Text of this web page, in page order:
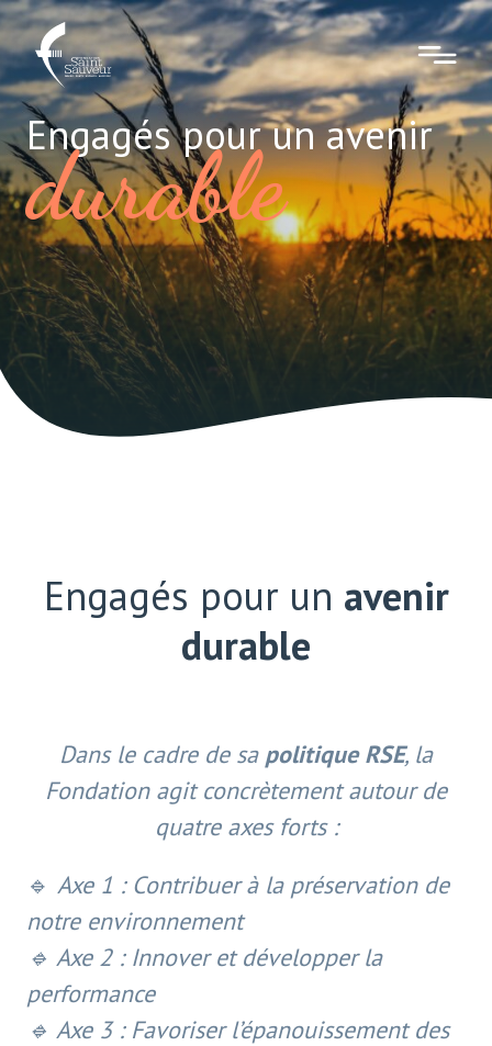
Engagés pour un avenir
durable
Engagés pour un avenir
durable
Dans le cadre de sapolitique RSE, la
Fondation agit concrètement autour de
quatre axes forts :
🔹 Axe 1 : Contribuer à la préservation de
notre environnement
🔹 Axe 2 : Innover et développer la
performance
🔹 Axe 3 : Favoriser l’épanouissement des